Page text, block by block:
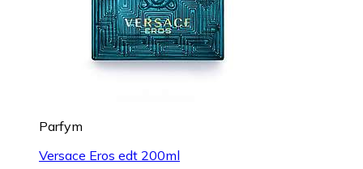
Parfym
Versace Eros edt 200ml